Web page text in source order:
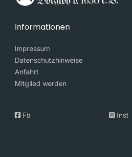
Informationen
Impressum
Datenschutzhinweise
Anfahrt
Mitglied werden
Fb Inst